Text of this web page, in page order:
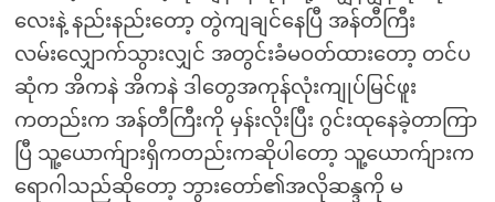
လေးနဲ့ နည်းနည်းတော့ တွဲကျချင်နေပြီ အန်တီကြီး
လမ်းလျှောက်သွားလျှင် အတွင်းခံမဝတ်ထားတော့ တင်ပ
ဆုံက အိကနဲ အိကနဲ ဒါတွေအကုန်လုံးကျုပ်မြင်ဖူး
ကတည်းက အန်တီကြီးကို မှန်းလိုးပြီး ဂွင်းထုနေခဲ့တာကြာ
ပြီ သူ့ယောက်ျားရှိကတည်းကဆိုပါတော့ သူ့ယောက်ျားက
ရောဂါသည်ဆိုတော့ ဘွားတော်၏အလိုဆန္ဒကို မ